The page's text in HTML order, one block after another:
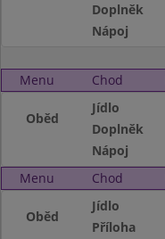
Doplněk
Nápoj
Menu Chod
Oběd
Jídlo
Doplněk
Nápoj
Menu
Chod
Oběd
Jídlo
Příloha